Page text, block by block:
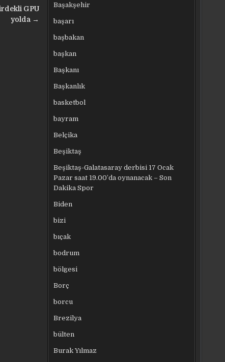
GPU
yolda →
Başakşehir
başarı
başbakan
başkan
Başkanı
Başkanlık
basketbol
bayram
Belçika
Beşiktaş
Beşiktaş-Galatasaray derbisi 17 Ocak
Pazar saat 19.00’da oynanacak – Son
Dakika Spor
Biden
bizi
bıçak
bodrum
bölgesi
Borç
borcu
Brezilya
bülten
Burak Yılmaz